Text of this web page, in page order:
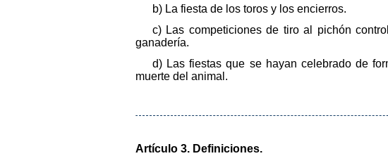
b) La fiesta de los toros y los encierros.
c) Las competiciones de tiro al pichón
ganadería.
d) Las fiestas que se hayan celebrado de
muerte del animal.
Artículo 3. Definiciones.